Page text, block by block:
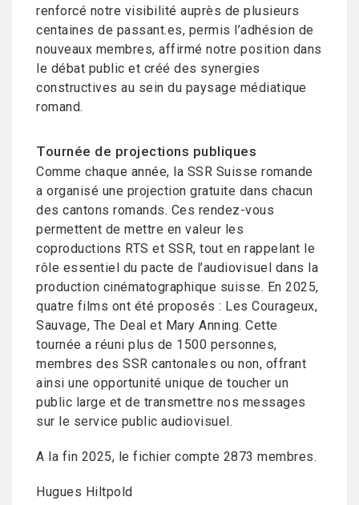
renforcé notre visibilité auprès de plusieurs
centaines de passant.es, permis l’adhésion de
nouveaux membres, affirmé notre position dans
le débat public et créé des synergies
constructives au sein du paysage médiatique
romand.
Tournée de projections publiques
Comme chaque année, la SSR Suisse romande
a organisé une projection gratuite dans chacun
des cantons romands. Ces rendez-vous
permettent de mettre en valeur les
coproductions RTS et SSR, tout en rappelant le
rôle essentiel du pacte de l’audiovisuel dans la
production cinématographique suisse. En 2025,
quatre films ont été proposés : Les Courageux,
Sauvage, The Deal et Mary Anning. Cette
tournée a réuni plus de 1500 personnes,
membres des SSR cantonales ou non, offrant
ainsi une opportunité unique de toucher un
public large et de transmettre nos messages
sur le service public audiovisuel.
A la fin 2025, le fichier compte 2873 membres.
Hugues Hiltpold